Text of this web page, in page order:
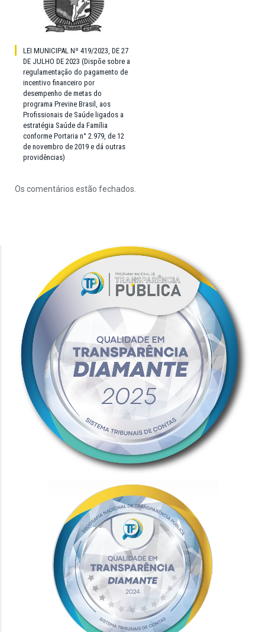
LEI MUNICIPAL Nº 419/2023, DE 27
DE JULHO DE 2023 (Dispõe sobre a
regulamentação do pagamento de
incentivo financeiro por
desempenho de metas do
programa Previne Brasil, aos
Profissionais de Saúde ligados a
estratégia Saúde da Família
conforme Portaria n° 2.979, de 12
de novembro de 2019 e dá outras
providências)
Os comentários estão fechados.